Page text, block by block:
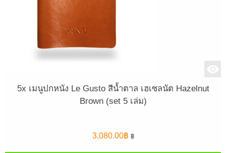
5x เมนูปกหนัง Le Gusto สีน้ำตาล เฮเซลนัต Hazelnut
Brown (set 5 เล่ม)
3,080.00฿ ฿